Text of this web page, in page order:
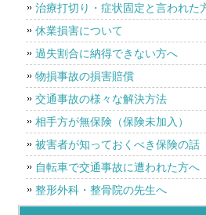
治療打切り・症状固定と言われた
休業損害について
過失割合に納得できない方へ
物損事故の損害賠償
交通事故の様々な解決方法
相手方が無保険（保険未加入）
被害者が知っておくべき保険の話
自転車で交通事故に遭われた方へ
整形外科・整骨院の先生へ